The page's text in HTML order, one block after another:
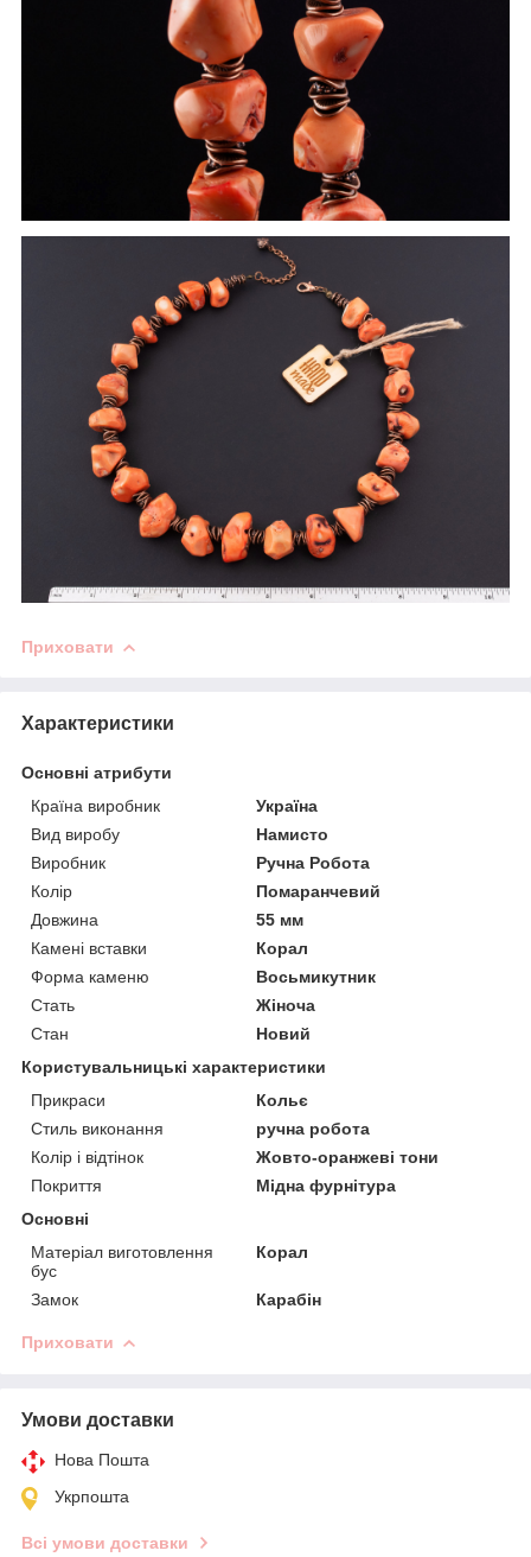
Приховати
Характеристики
Основні атрибути
Країна виробник
Україна
Вид виробу
Намисто
Виробник
Ручна Робота
Колір
Помаранчевий
Довжина
55 мм
Камені вставки
Корал
Форма каменю
Восьмикутник
Стать
Жіноча
Стан
Новий
Користувальницькі характеристики
Прикраси
Кольє
Стиль виконання
ручна робота
Колір і відтінок
Жовто-оранжеві тони
Покриття
Мідна фурнітура
Основні
Матеріал виготовлення
бус
Корал
Замок Карабін
Приховати
Умови доставки
Нова Пошта
Укрпошта
Всі умови доставки